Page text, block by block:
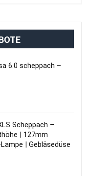
6.0 scheppach –
Scheppach –
| 127mm
| Gebläsedüse